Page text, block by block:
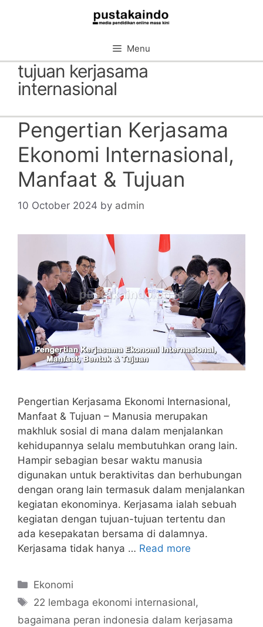
Menu
tujuan kerjasama
internasional
Pengertian Kerjasama
Ekonomi Internasional,
Manfaat & Tujuan
10 October 2024 by admin
Pengertian Kerjasama Ekonomi Internasional,
Manfaat & Tujuan – Manusia merupakan
makhluk sosial di mana dalam menjalankan
kehidupannya selalu membutuhkan orang lain.
Hampir sebagian besar waktu manusia
digunakan untuk beraktivitas dan berhubungan
dengan orang lain termasuk dalam menjalankan
kegiatan ekonominya. Kerjasama ialah sebuah
kegiatan dengan tujuan-tujuan tertentu dan
ada kesepakatan bersama di dalamnya.
Kerjasama tidak hanya … Read more
Categories
Ekonomi
Tags
22 lembaga ekonomi internasional,
bagaimana peran indonesia dalam kerjasama